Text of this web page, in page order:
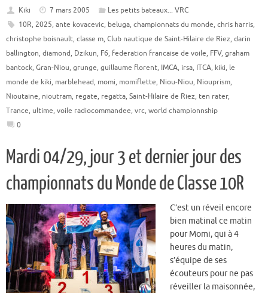
Kiki 7 mars 2005
Les petits bateaux... VRC
10R, 2025, ante kovacevic, beluga, championnats du monde, chris harris,
christophe boisnault, classe m, Club nautique de Saint-Hilaire de Riez, darin
ballington, diamond, Dzikun, F6, federation francaise de voile, FFV, graham
bantock, Gran-Niou, grunge, guillaume florent, IMCA, irsa, ITCA, kiki, le
monde de kiki, marblehead, momi, momiflette, Niou-Niou, Niouprism,
Nioutaine, nioutram, regate, regatta, Saint-Hilaire de Riez, ten rater,
Trance, ultime, voile radiocommandee, vrc, world championnship
0
Mardi 04/29, jour 3 et dernier jour des
championnats du Monde de Classe 10R
C’est un réveil encore
bien matinal ce matin
pour Momi, qui à 4
heures du matin,
s’équipe de ses
écouteurs pour ne pas
réveiller la maisonnée,